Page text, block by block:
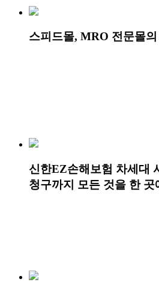
스피드몰, MRO 전문몰
신한EZ손해보험 차세대
청구까지 모든 것을 한 곳